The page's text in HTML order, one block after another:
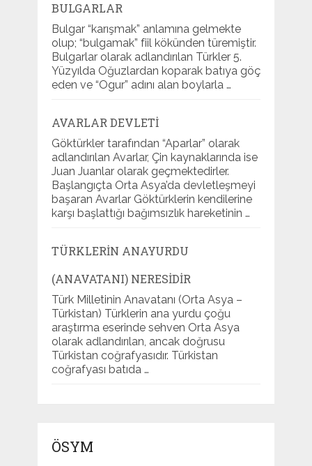
BULGARLAR
Bulgar “karışmak” anlamına gelmekte
olup; “bulgamak” fiil kökünden türemiştir.
Bulgarlar olarak adlandırılan Türkler 5.
Yüzyılda Oğuzlardan koparak batıya göç
eden ve “Ogur” adını alan boylarla …
AVARLAR DEVLETI
Göktürkler tarafından “Aparlar” olarak
adlandırılan Avarlar, Çin kaynaklarında ise
Juan Juanlar olarak geçmektedirler.
Başlangıçta Orta Asya’da devletleşmeyi
başaran Avarlar Göktürklerin kendilerine
karşı başlattığı bağımsızlık hareketinin …
TÜRKLERIN ANAYURDU
(ANAVATANI) NERESIDIR
Türk Milletinin Anavatanı (Orta Asya –
Türkistan) Türklerin ana yurdu çoğu
araştırma eserinde sehven Orta Asya
olarak adlandırılan, ancak doğrusu
Türkistan coğrafyasıdır. Türkistan
coğrafyası batıda …
ÖSYM